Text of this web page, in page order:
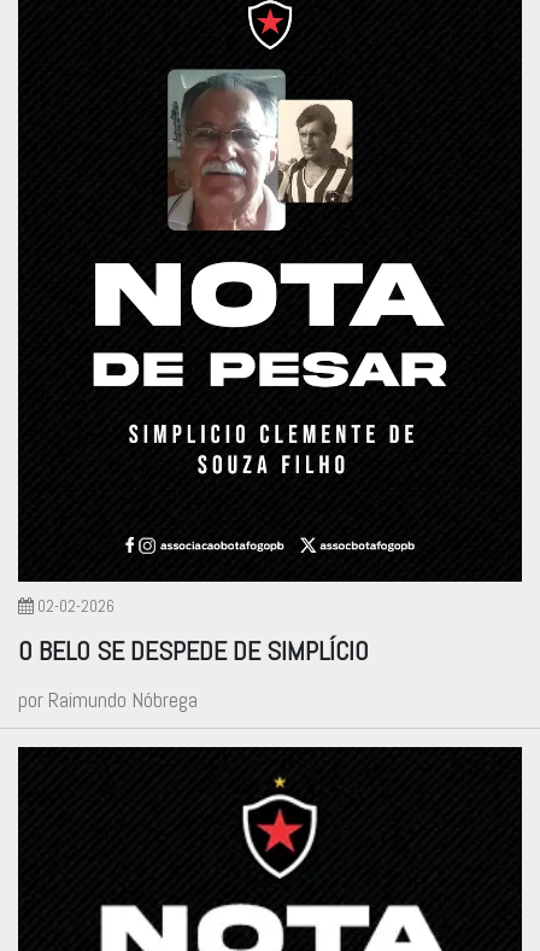
02-02-2026
O BELO SE DESPEDE DE SIMPLÍCIO
por Raimundo Nóbrega